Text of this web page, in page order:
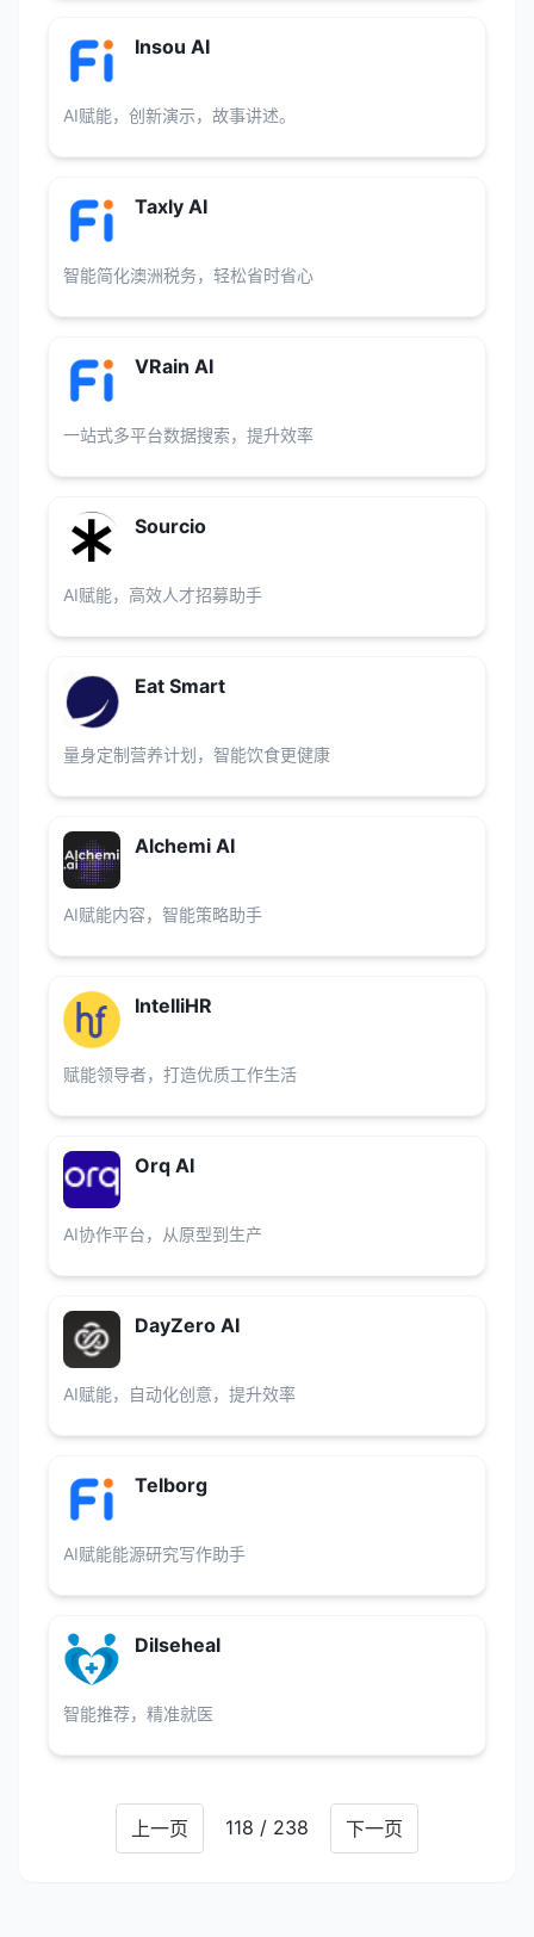
Insou AI
AI赋能，创新演示，故事讲述。
Taxly AI
智能简化澳洲税务，轻松省时省心
VRain AI
一站式多平台数据搜索，提升效率
Sourcio
AI赋能，高效人才招募助手
Eat Smart
量身定制营养计划，智能饮食更健康
Alchemi AI
AI赋能内容，智能策略助手
IntelliHR
赋能领导者，打造优质工作生活
Orq AI
AI协作平台，从原型到生产
DayZero AI
AI赋能，自动化创意，提升效率
Telborg
AI赋能能源研究写作助手
Dilseheal
智能推荐，精准就医
上一页 118 / 238 下一页